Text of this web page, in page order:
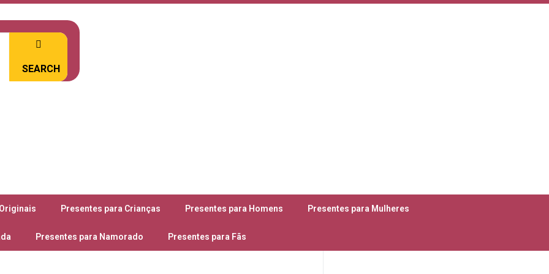
SEARCH
Presentes para Crianças Presentes para Homens Presentes para Mulheres
Presentes para Namorado Presentes para Fãs